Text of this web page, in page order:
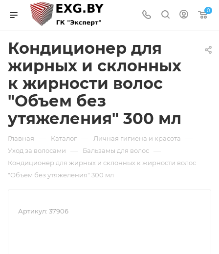
0
Кондиционер для
жирных и склонных
к жирности волос
"Объем без
утяжеления" 300 мл
Главная — Каталог — Личная гигиена и красота —
Уход за волосами — Бальзамы для волос —
Кондиционер для жирных и склонных к жирности волос
"Объем без утяжеления" 300 мл
Артикул: 37906